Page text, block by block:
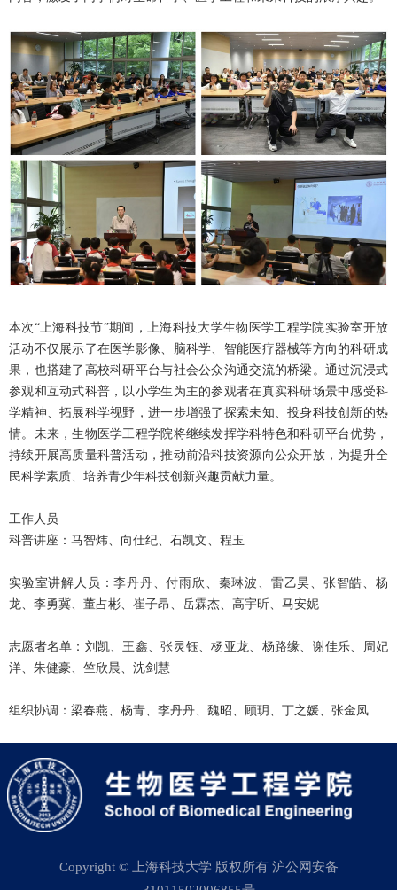
本次“上海科技节”期间，上海科技大学生物医学工程学院实验室开放
活动不仅展示了在医学影像、脑科学、智能医疗器械等方向的科研成
果，也搭建了高校科研平台与社会公众沟通交流的桥梁。通过沉浸式
参观和互动式科普，以小学生为主的参观者在真实科研场景中感受科
学精神、拓展科学视野，进一步增强了探索未知、投身科技创新的热
情。未来，生物医学工程学院将继续发挥学科特色和科研平台优势，
持续开展高质量科普活动，推动前沿科技资源向公众开放，为提升全
民科学素质、培养青少年科技创新兴趣贡献力量。
工作人员
科普讲座：马智炜、向仕纪、石凯文、程玉
实验室讲解人员：李丹丹、付雨欣、秦琳波、雷乙昊、张智皓、杨
龙、李勇冀、董占彬、崔子昂、岳霖杰、高宇昕、马安妮
志愿者名单：刘凯、王鑫、张灵钰、杨亚龙、杨路缘、谢佳乐、周妃
洋、朱健豪、竺欣晨、沈剑慧
组织协调：梁春燕、杨青、李丹丹、魏昭、顾玥、丁之媛、张金凤
Copyright © 上海科技大学 版权所有 沪公网安备